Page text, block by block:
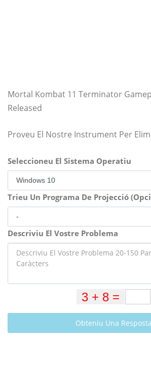
Mortal Kombat 11 Terminator
Released
Proveu El Nostre Instrument Per
Seleccioneu El Sistema Operatiu
Trieu Un Programa De Projecció
Descriviu El Vostre Problema
Obteniu Una Resposta